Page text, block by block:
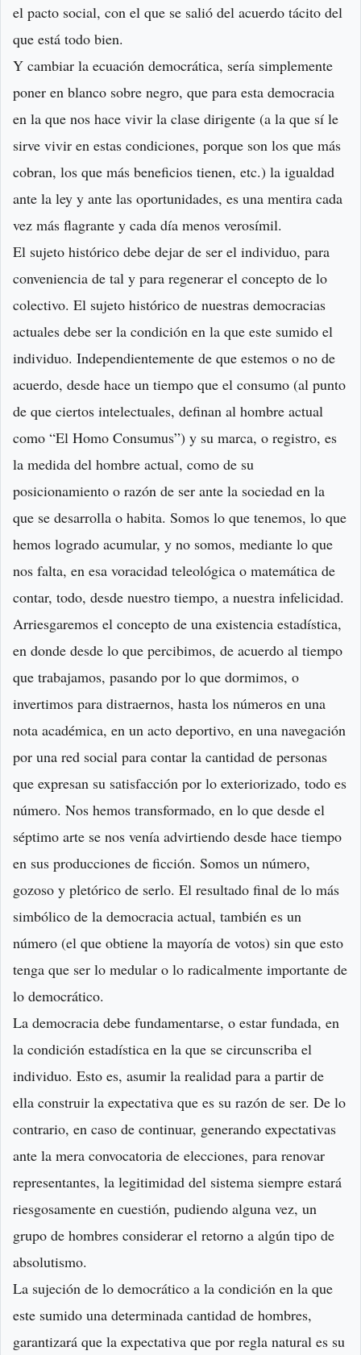
el pacto social, con el que se salió del acuerdo tácito del
que está todo bien.
Y cambiar la ecuación democrática, sería simplemente
poner en blanco sobre negro, que para esta democracia
en la que nos hace vivir la clase dirigente (a la que sí le
sirve vivir en estas condiciones, porque son los que más
cobran, los que más beneficios tienen, etc.) la igualdad
ante la ley y ante las oportunidades, es una mentira cada
vez más flagrante y cada día menos verosímil.
El sujeto histórico debe dejar de ser el individuo, para
conveniencia de tal y para regenerar el concepto de lo
colectivo. El sujeto histórico de nuestras democracias
actuales debe ser la condición en la que este sumido el
individuo. Independientemente de que estemos o no de
acuerdo, desde hace un tiempo que el consumo (al punto
de que ciertos intelectuales, definan al hombre actual
como “El Homo Consumus”) y su marca, o registro, es
la medida del hombre actual, como de su
posicionamiento o razón de ser ante la sociedad en la
que se desarrolla o habita. Somos lo que tenemos, lo que
hemos logrado acumular, y no somos, mediante lo que
nos falta, en esa voracidad teleológica o matemática de
contar, todo, desde nuestro tiempo, a nuestra infelicidad.
Arriesgaremos el concepto de una existencia estadística,
en donde desde lo que percibimos, de acuerdo al tiempo
que trabajamos, pasando por lo que dormimos, o
invertimos para distraernos, hasta los números en una
nota académica, en un acto deportivo, en una navegación
por una red social para contar la cantidad de personas
que expresan su satisfacción por lo exteriorizado, todo es
número. Nos hemos transformado, en lo que desde el
séptimo arte se nos venía advirtiendo desde hace tiempo
en sus producciones de ficción. Somos un número,
gozoso y pletórico de serlo. El resultado final de lo más
simbólico de la democracia actual, también es un
número (el que obtiene la mayoría de votos) sin que esto
tenga que ser lo medular o lo radicalmente importante de
lo democrático.
La democracia debe fundamentarse, o estar fundada, en
la condición estadística en la que se circunscriba el
individuo. Esto es, asumir la realidad para a partir de
ella construir la expectativa que es su razón de ser. De lo
contrario, en caso de continuar, generando expectativas
ante la mera convocatoria de elecciones, para renovar
representantes, la legitimidad del sistema siempre estará
riesgosamente en cuestión, pudiendo alguna vez, un
grupo de hombres considerar el retorno a algún tipo de
absolutismo.
La sujeción de lo democrático a la condición en la que
este sumido una determinada cantidad de hombres,
garantizará que la expectativa que por regla natural es su